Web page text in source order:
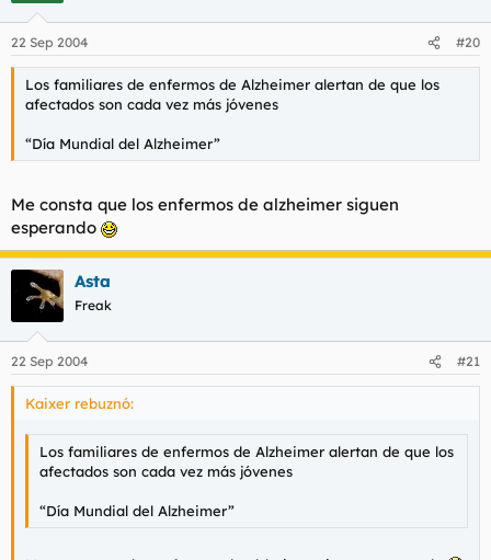
22 Sep 2004 #20
Los familiares de enfermos de Alzheimer alertan de que los
afectados son cada vez más jóvenes
“Día Mundial del Alzheimer”
Me consta que los enfermos de alzheimer siguen
esperando
Asta
Freak
22 Sep 2004 #21
Kaixer rebuznó:
Los familiares de enfermos de Alzheimer alertan de que los
afectados son cada vez más jóvenes
“Día Mundial del Alzheimer”